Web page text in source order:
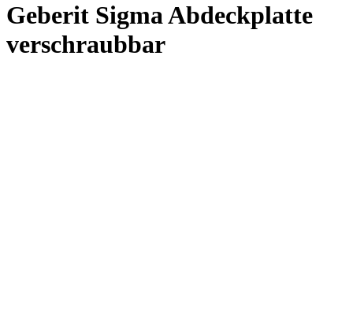
Geberit Sigma Abdeckplatte
verschraubbar